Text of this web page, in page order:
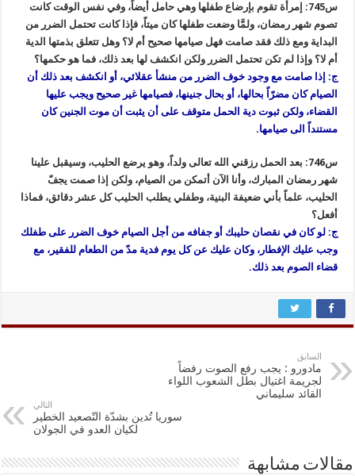
س745: إمرأة تقوم بإرضاع طفلها وهي حامل أيضاً، وفي نفس الوقت كانت
تصوم شهر رمضان، ولمَّا وضعت طفلها كان ميتاً، فإذا كانت تحتمل الضرر من
البداية ومع ذلك فقد صامت فهل صيامها صحيح أم لا؟ وهل تتعلق بذمتها الدية
أم لا؟ وإذا لم تكن تحتمل الضرر ولكن انكشف لها بعد ذلك، فما هو حكمها؟
ج: إذا صامت مع وجود خوف الضرر من منشأ عقلائي، أو انكشف بعد ذلك أن
الصيام كان مضرّاً بحالها، أو بحال جنينها، فصيامها غير صحيح ويجب عليها
القضاء، ولكن ثبوت دية الحمل متوقف على أن يثبت أن موت الجنين كان
مستنداً الى صيامها.
س746: بعد الحمل رزقني الله تعالى ولداً، وهو يرضع الحليب، وسيقبل علينا
شهر رمضان المبارك، وأنا الآن أتمكن من الصيام، ولكن إذا صمت يجفّ
الحليب، علماً بأني ضعيفة البنية، وطفلي يطلب الحليب كل عشر دقائق، فماذا
أفعل؟
ج: لو كان في نقصان حليبك أو جفافه من أجل الصيام خوف الضرر على طفلك
وجب عليك الإفطار، وكان عليك عن كل يوم فدية مدّ من الطعام للفقير، مع
قضاء الصوم بعد ذلك.
السابق
مادورو : يجب رفع الصوت رفضاً
لجريمة اغتيال بطل الشعوب اللواء
القائد سليماني
التالي
سوريا تُدين بشدّة التّصعيد الخطير
لكيان العدو في الجولان
مقالات مشابهة